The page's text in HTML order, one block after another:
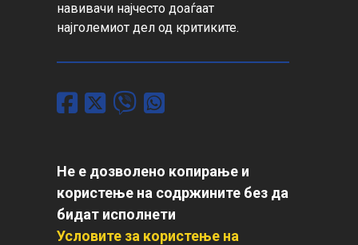
навивачи најчесто доаѓаат
најголемиот дел од критиките.
Не е дозволено копирање и
користење на содржините без да
бидат исполнети
Условите за користење на